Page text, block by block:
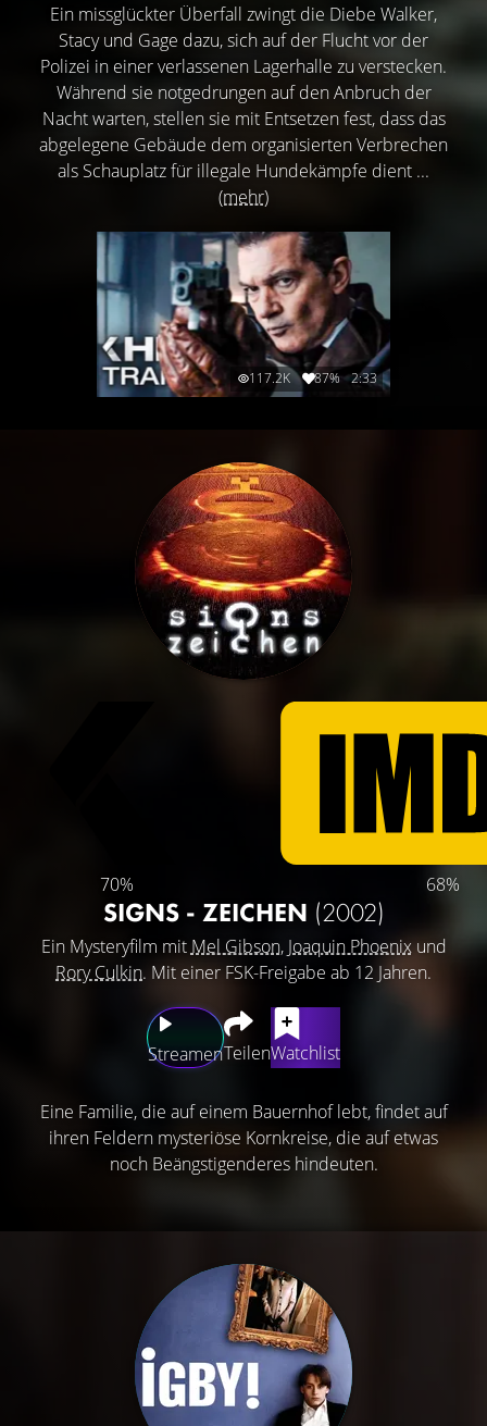
Ein missglückter Überfall zwingt die Diebe Walker,
Stacy und Gage dazu, sich auf der Flucht vor der
Polizei in einer verlassenen Lagerhalle zu verstecken.
Während sie notgedrungen auf den Anbruch der
Nacht warten, stellen sie mit Entsetzen fest, dass das
abgelegene Gebäude dem organisierten Verbrechen
als Schauplatz für illegale Hundekämpfe dient ...
(mehr)
117.2K 87% 2:33
70% 68%
SIGNS - ZEICHEN (2002)
Ein Mysteryfilm mit Mel Gibson, Joaquin Phoenixund
Rory Culkin. Mit einer FSK-Freigabe ab 12 Jahren.
StreamenTeilenWatchlist
Eine Familie, die auf einem Bauernhof lebt, findet auf
ihren Feldern mysteriöse Kornkreise, die auf etwas
noch Beängstigenderes hindeuten.